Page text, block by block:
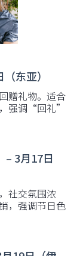
东亚）
赠礼物。适合
强调“回礼”
3月17日
社交氛围浓
，强调节日色